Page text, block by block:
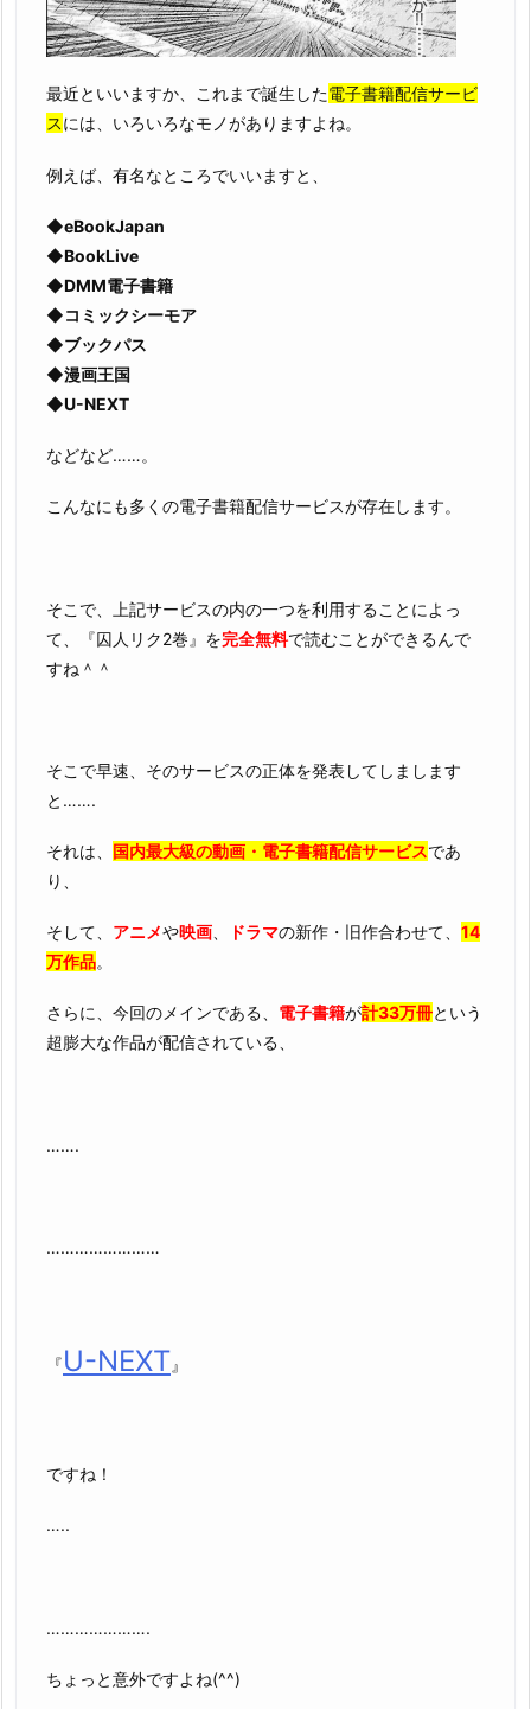
最近といいますか、これまで誕生した電子書籍配信サービ
スには、いろいろなモノがありますよね。
例えば、有名なところでいいますと、
◆eBookJapan
◆BookLive
◆DMM電子書籍
◆コミックシーモア
◆ブックパス
◆漫画王国
◆U-NEXT
などなど……。
こんなにも多くの電子書籍配信サービスが存在します。
そこで、上記サービスの内の一つを利用することによっ
て、『囚人リク2巻』を完全無料で読むことができるんで
すね＾＾
そこで早速、そのサービスの正体を発表してしまします
と…….
それは、 国内最大級の動画・電子書籍配信サービスであ
り、
そして、 アニメや映画 ドラマの新作・旧作合わせて、 14
万作品。
さらに、今回のメインである、 電子書籍が計33万冊という
超膨大な作品が配信されている、
…….
……………………
『U-NEXT』
ですね！
…..
………………….
ちょっと意外ですよね(^^)